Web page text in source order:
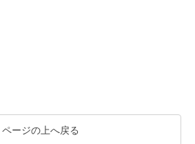
ページの上へ戻る